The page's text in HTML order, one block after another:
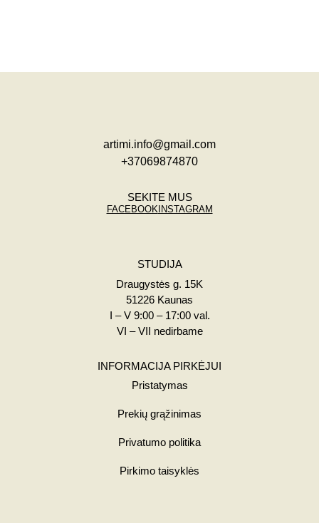
artimi.info@gmail.com
+37069874870
STUDIJA
Draugystės g. 15K
51226 Kaunas
I – V 9:00 – 17:00 val.
VI – VII nedirbame
INFORMACIJA PIRKĖJUI
Pristatymas
Prekių grąžinimas
Privatumo politika
Pirkimo taisyklės
SEKITE MUS
FACEBOOKINSTAGRAM